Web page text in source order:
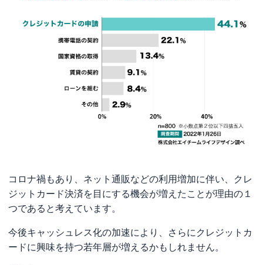
コロナ禍もあり、ネット通販などの利用増加に伴い、クレ
ジットカード決済を目にする機会が増えたことが理由の１
つであると考えています。
今後キャッシュレス化の加速により、さらにクレジットカ
ードに興味を持つ若年層が増えるかもしれません。